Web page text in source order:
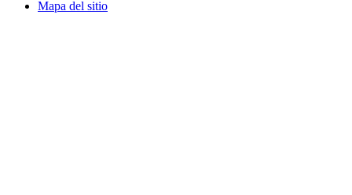
Mapa del sitio